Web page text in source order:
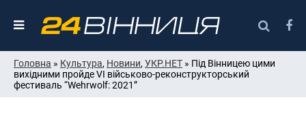
Головна » Культура, Новини, УКР.НЕТ » Під Вінницею цими
вихідними пройде VI військово-реконструкторський
фестиваль “Wehrwolf: 2021”